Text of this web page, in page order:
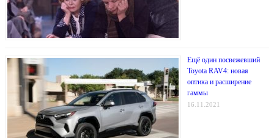
Ещё один посвежевший
Toyota RAV4: новая
оптика и расширение
гаммы
16.11.2021